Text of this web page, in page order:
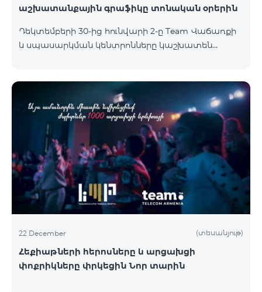
աշխատանքային գրաֆիկը տոնական օրերին
Դեկտեմբերի 30-ից hունվարի 2-ը Team Վաճառքի
և սպասարկման կենտրոնները կաշխատեն
Վաճառքի և սպասարկման կենտրոնի հասցեԿ
հասցե 30/12/2023 31/12/2023 1/1/2024 2/1/2024
Ամիրյան Ամիրյան փողոց 3 , 42 տարածք 09:00-
24:00 10:00-20:00 Հանգստյան Հանգստյան
Հյուսիսային պողոտա Հյուսիսային պողոտա 4 ,
տարածք 1/2 09:00-24:00 09:00-20:00 12:00-18:00
12:00-21:00 Փոքր Կենտրոն Աբովյա
22 December (տեսանյութ)
Հեքիաթների հերոսները և արցախցի
փոքրիկները փրկեցին Նոր տարին